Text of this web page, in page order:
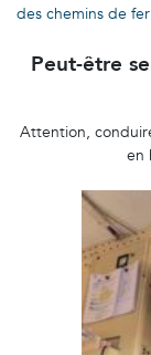
des chemins de
Peut-être
Attention,
en